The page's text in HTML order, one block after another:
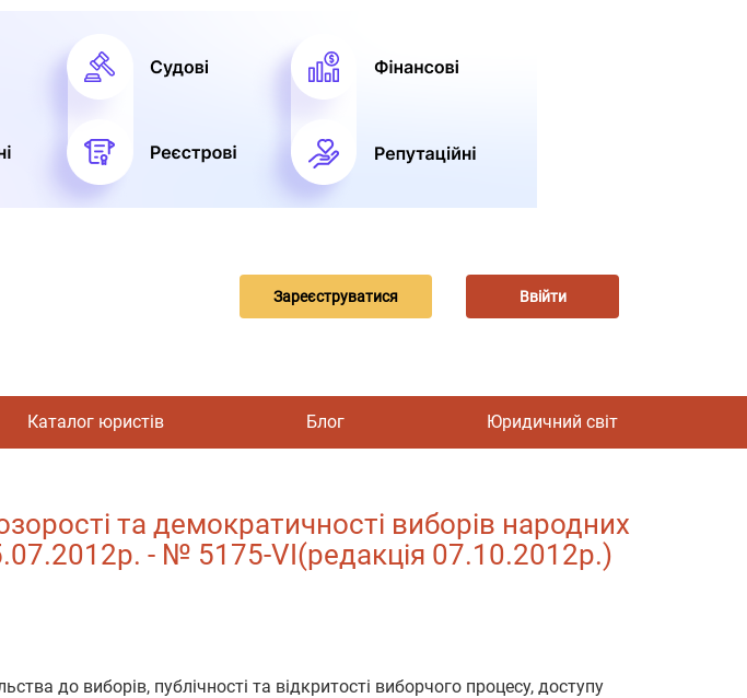
Зареєструватися Ввійти
Каталог юристів Блог Юридичний світ
та демократичності виборів народних
- № 5175-VI(редакція 07.10.2012р.)
до виборів, публічності та відкритості виборчого процесу, доступу